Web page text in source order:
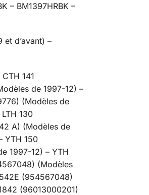
– BM1397HRBK –
et d’avant) –
141
de 1997-12) –
(Modèles de
130
A) (Modèles de
YTH 150
1997-12) – YTH
(Modèles
(954567048)
(96013000201)